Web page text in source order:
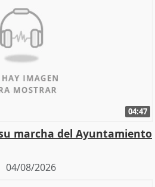
04:47
marcha del Ayuntamiento
04/08/2026